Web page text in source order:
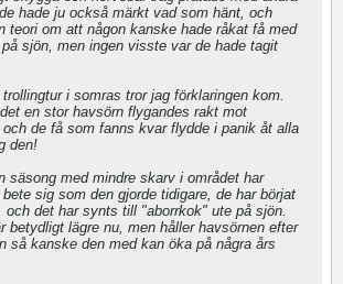
hade ju också märkt vad som hänt, och
teori om att någon kanske hade råkat få med
sjön, men ingen visste var de hade tagit
i somras tror jag förklaringen kom.
en stor havsörn flygandes rakt mot
de få som fanns kvar flydde i panik åt alla
den!
säsong med mindre skarv i området har
bete sig som den gjorde tidigare, de har börjat
och det har synts till "aborrkok" ute på sjön.
betydligt lägre nu, men håller havsörnen efter
så kanske den med kan öka på några års